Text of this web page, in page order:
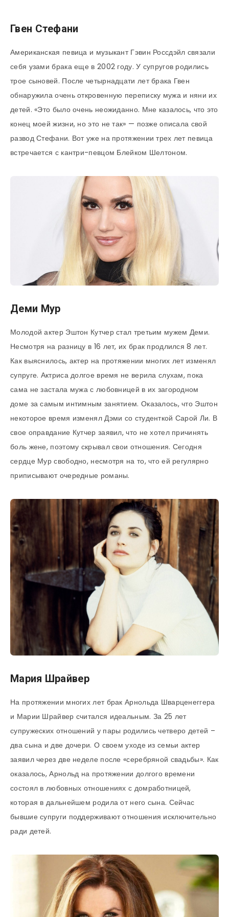
Гвен Стефани
Американская певица и музыкант Гэвин Россдэйл связали
себя узами брака еще в 2002 году. У супругов родились
трое сыновей. После четырнадцати лет брака Гвен
обнаружила очень откровенную переписку мужа и няни их
детей. «Это было очень неожиданно. Мне казалось, что это
конец моей жизни, но это не так» — позже описала свой
развод Стефани. Вот уже на протяжении трех лет певица
встречается с кантри-певцом Блейком Шелтоном.
Деми Мур
Молодой актер Эштон Кутчер стал третьим мужем Деми.
Несмотря на разницу в 16 лет, их брак продлился 8 лет.
Как выяснилось, актер на протяжении многих лет изменял
супруге. Актриса долгое время не верила слухам, пока
сама не застала мужа с любовницей в их загородном
доме за самым интимным занятием. Оказалось, что Эштон
некоторое время изменял Дэми со студенткой Сарой Ли. В
свое оправдание Кутчер заявил, что не хотел причинять
боль жене, поэтому скрывал свои отношения. Сегодня
сердце Мур свободно, несмотря на то, что ей регулярно
приписывают очередные романы.
Мария Шрайвер
На протяжении многих лет брак Арнольда Шварценеггера
и Марии Шрайвер считался идеальным. За 25 лет
супружеских отношений у пары родились четверо детей –
два сына и две дочери. О своем уходе из семьи актер
заявил через две неделе после «серебряной свадьбы». Как
оказалось, Арнольд на протяжении долгого времени
состоял в любовных отношениях с домработницей,
которая в дальнейшем родила от него сына. Сейчас
бывшие супруги поддерживают отношения исключительно
ради детей.